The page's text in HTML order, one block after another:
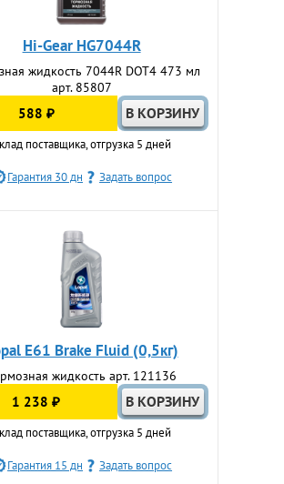
Hi-Gear HG7044R
жидкость 7044R DOT4 473 мл
арт. 85807
588 ₽
поставщика, отгрузка 5 дней
Гарантия 30 дн Задать вопрос
E61 Brake Fluid (0,5кг)
жидкость арт. 121136
1 238 ₽
поставщика, отгрузка 5 дней
Гарантия 15 дн Задать вопрос